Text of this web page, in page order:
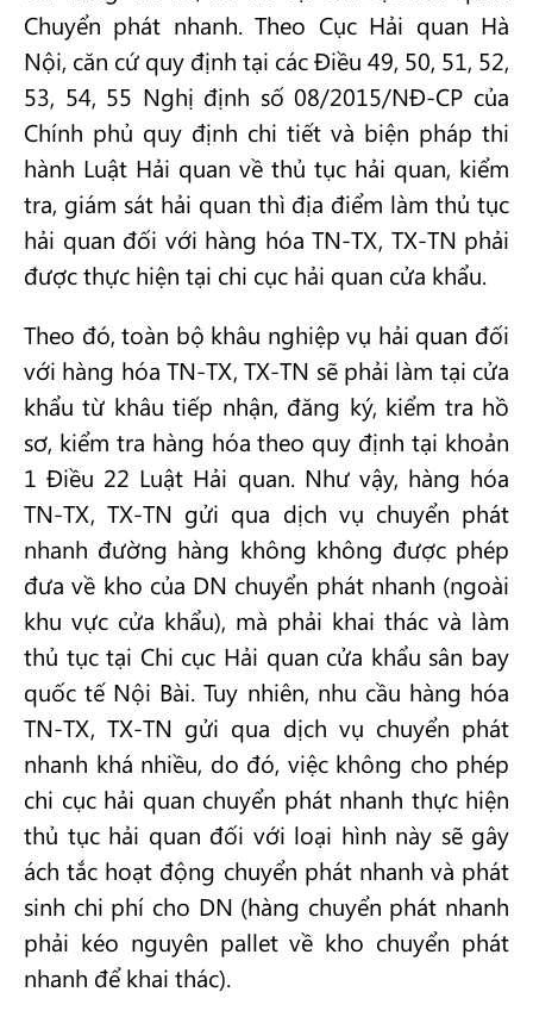
Chuyển phát nhanh. Theo Cục Hải quan Hà
Nội, căn cứ quy định tại các Điều 49, 50, 51, 52,
53, 54, 55 Nghị định số 08/2015/NĐ-CP của
Chính phủ quy định chi tiết và biện pháp thi
hành Luật Hải quan về thủ tục hải quan, kiểm
tra, giám sát hải quan thì địa điểm làm thủ tục
hải quan đối với hàng hóa TN-TX, TX-TN phải
được thực hiện tại chi cục hải quan cửa khẩu.
Theo đó, toàn bộ khâu nghiệp vụ hải quan đối
với hàng hóa TN-TX, TX-TN sẽ phải làm tại cửa
khẩu từ khâu tiếp nhận, đăng ký, kiểm tra hồ
sơ, kiểm tra hàng hóa theo quy định tại khoản
1 Điều 22 Luật Hải quan. Như vậy, hàng hóa
TN-TX, TX-TN gửi qua dịch vụ chuyển phát
nhanh đường hàng không không được phép
đưa về kho của DN chuyển phát nhanh (ngoài
khu vực cửa khẩu), mà phải khai thác và làm
thủ tục tại Chi cục Hải quan cửa khẩu sân bay
quốc tế Nội Bài. Tuy nhiên, nhu cầu hàng hóa
TN-TX, TX-TN gửi qua dịch vụ chuyển phát
nhanh khá nhiều, do đó, việc không cho phép
chi cục hải quan chuyển phát nhanh thực hiện
thủ tục hải quan đối với loại hình này sẽ gây
ách tắc hoạt động chuyển phát nhanh và phát
sinh chi phí cho DN (hàng chuyển phát nhanh
phải kéo nguyên pallet về kho chuyển phát
nhanh để khai thác).